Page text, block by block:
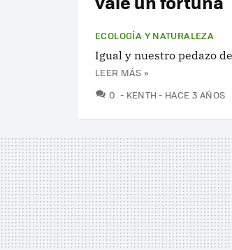
ECOLOGÍA Y NATURALEZA
Igual y nuestro pedazo
LEER MÁS »
0 COMENTARIOS
KENTH HACE 3 AÑOS